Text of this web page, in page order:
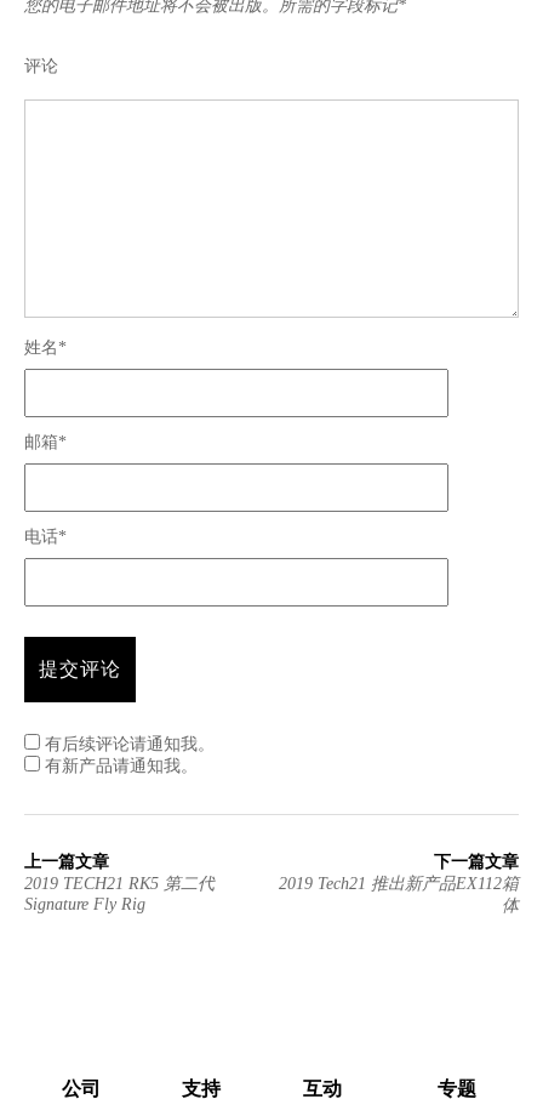
您的电子邮件地址将不会被出版。所需的字段标记*
评论
姓名*
邮箱*
电话*
有后续评论请通知我。
有新产品请通知我。
上一篇文章
2019 TECH21 RK5 第二代
Signature Fly Rig
下一篇文章
2019 Tech21 推出新产品EX112箱
体
公司 支持 互动 专题